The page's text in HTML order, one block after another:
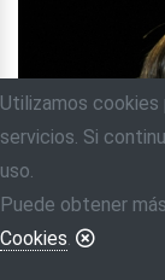
Utilizamos
servicios. Si
uso.
Puede obtener
Cookies.